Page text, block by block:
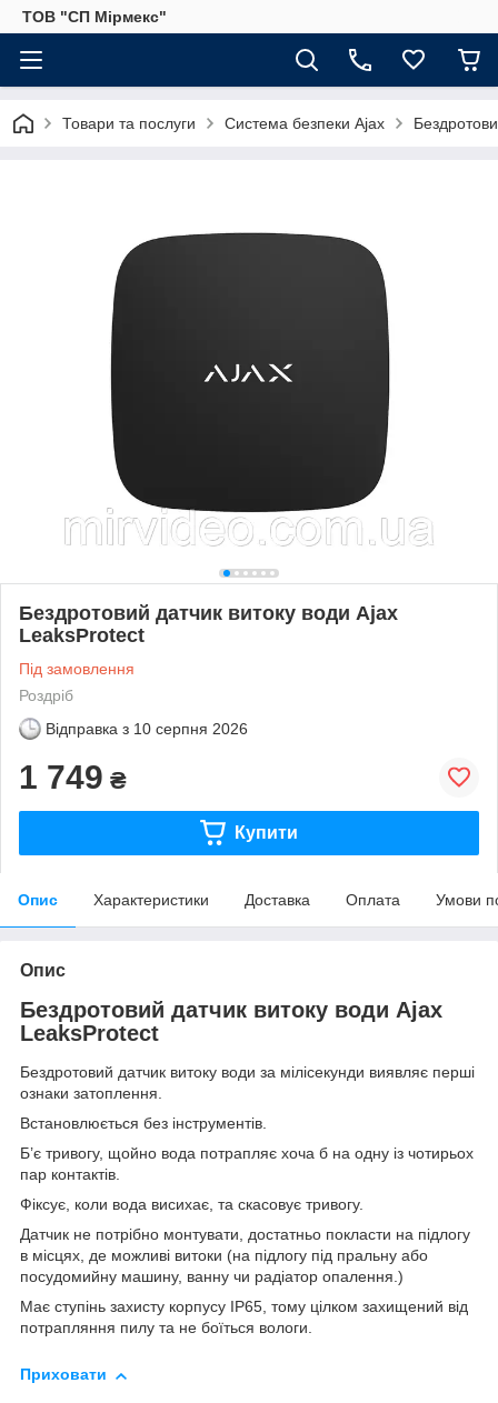
ТОВ "СП Мірмекс"
Товари та послуги Система безпеки Ajax
Бездротовий датчик витоку води Ajax
LeaksProtect
Під замовлення
Роздріб
Відправка з 10 серпня 2026
1 749 ₴
Купити
Опис Характеристики Доставка Оплата Умови
Опис
Бездротовий датчик витоку води Ajax
LeaksProtect
Бездротовий датчик витоку води за мілісекунди виявляє перші
ознаки затоплення.
Встановлюється без інструментів.
Б’є тривогу, щойно вода потрапляє хоча б на одну із чотирьох
пар контактів.
Фіксує, коли вода висихає, та скасовує тривогу.
Датчик не потрібно монтувати, достатньо покласти на підлогу
в місцях, де можливі витоки (на підлогу під пральну або
посудомийну машину, ванну чи радіатор опалення.)
Має ступінь захисту корпусу IP65, тому цілком захищений від
потрапляння пилу та не боїться вологи.
Приховати